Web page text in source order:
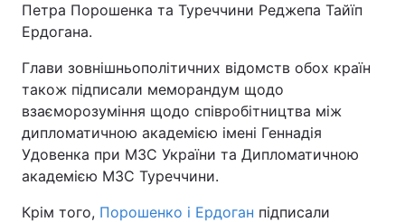
Петра Порошенка та Туреччини Реджепа Тайїп
Ердогана.
Глави зовнішньополітичних відомств обох країн
також підписали меморандум щодо
взаєморозуміння щодо співробітництва між
дипломатичною академією імені Геннадія
Удовенка при МЗС України та Дипломатичною
академією МЗС Туреччини.
Крім того, Порошенко і Ердоган підписали